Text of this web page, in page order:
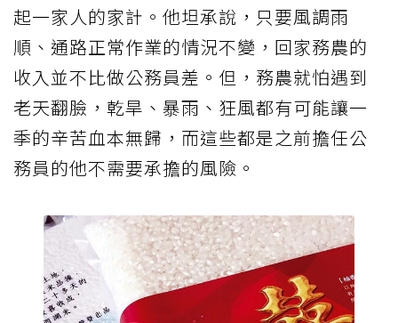
起一家人的家計。他坦承說，只要風調雨
順、通路正常作業的情況不變，回家務農的
收入並不比做公務員差。但，務農就怕遇到
老天翻臉，乾旱、暴雨、狂風都有可能讓一
季的辛苦血本無歸，而這些都是之前擔任公
務員的他不需要承擔的風險。